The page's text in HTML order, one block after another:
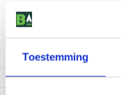
Toestemming
4,79
Af te halen in 9